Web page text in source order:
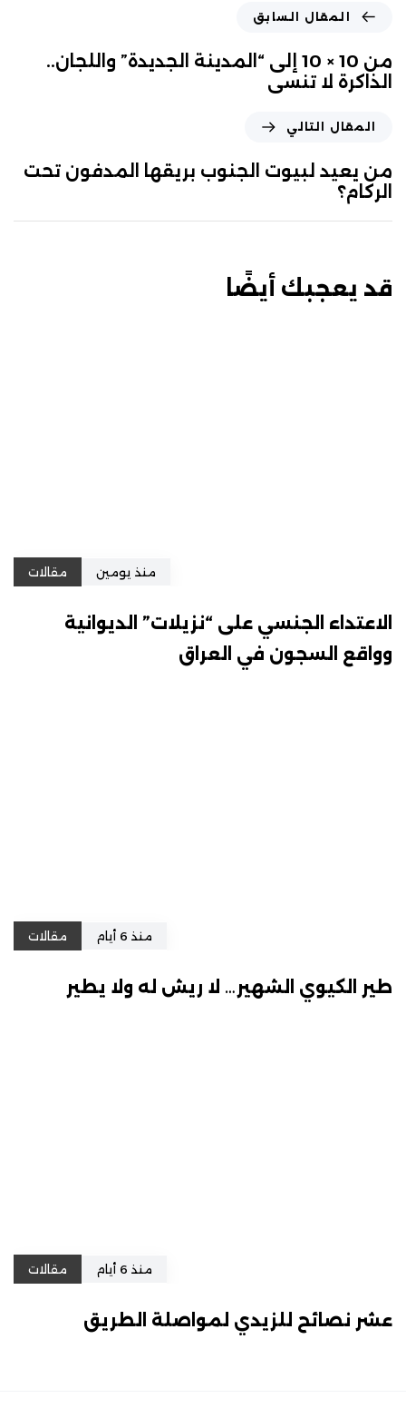
المقال السابق
من 10 × 10 إلى “المدينة الجديدة” واللجان..
الذاكرة لا تنسى
المقال التالي
من يعيد لبيوت الجنوب بريقها المدفون تحت
الركام؟
قد يعجبك أيضًا
منذ يومين مقالات
الاعتداء الجنسي على “نزيلات” الديوانية
وواقع السجون في العراق
منذ 6 أيام مقالات
طير الكيوي الشهير… لا ريش له ولا يطير
منذ 6 أيام مقالات
عشر نصائح للزيدي لمواصلة الطريق